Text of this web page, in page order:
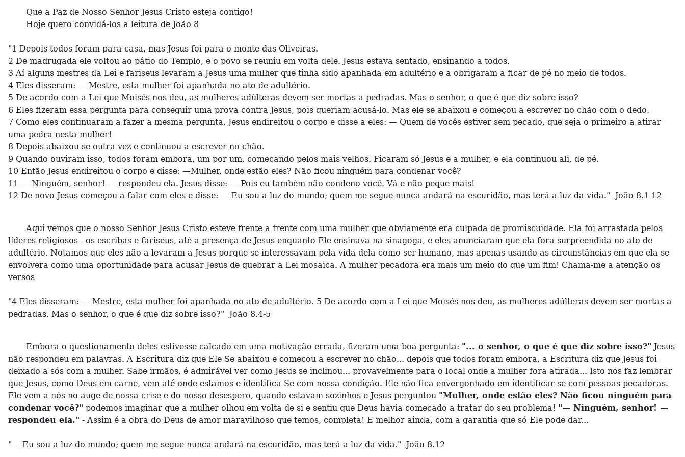
Que a Paz de Nosso Senhor Jesus Cristo esteja contigo!
Hoje quero convidá-los a leitura de João 8
"1 Depois todos foram para casa, mas Jesus foi para o monte das Oliveiras.
2 De madrugada ele voltou ao pátio do Templo, e o povo se reuniu em volta dele. Jesus estava sentado, ensinando a todos.
3 Aí alguns mestres da Lei e fariseus levaram a Jesus uma mulher que tinha sido apanhada em adultério e a obrigaram a ficar de pé no meio de todos.
4 Eles disseram: — Mestre, esta mulher foi apanhada no ato de adultério.
5 De acordo com a Lei que Moisés nos deu, as mulheres adúlteras devem ser mortas a pedradas. Mas o senhor, o que é que diz sobre isso?
6 Eles fizeram essa pergunta para conseguir uma prova contra Jesus, pois queriam acusá-lo. Mas ele se abaixou e começou a escrever no chão com o dedo.
7 Como eles continuaram a fazer a mesma pergunta, Jesus endireitou o corpo e disse a eles: — Quem de vocês estiver sem pecado, que seja o primeiro a atirar
uma pedra nesta mulher!
8 Depois abaixou-se outra vez e continuou a escrever no chão.
9 Quando ouviram isso, todos foram embora, um por um, começando pelos mais velhos. Ficaram só Jesus e a mulher, e ela continuou ali, de pé.
10 Então Jesus endireitou o corpo e disse: —Mulher, onde estão eles? Não ficou ninguém para condenar você?
11 — Ninguém, senhor! — respondeu ela. Jesus disse: — Pois eu também não condeno você. Vá e não peque mais!
12 De novo Jesus começou a falar com eles e disse: — Eu sou a luz do mundo; quem me segue nunca andará na escuridão, mas terá a luz da vida." João 8.1-12
Aqui vemos que o nosso Senhor Jesus Cristo esteve frente a frente com uma mulher que obviamente era culpada de promiscuidade. Ela foi arrastada pelos
líderes religiosos - os escribas e fariseus, até a presença de Jesus enquanto Ele ensinava na sinagoga, e eles anunciaram que ela fora surpreendida no ato de
adultério. Notamos que eles não a levaram a Jesus porque se interessavam pela vida dela como ser humano, mas apenas usando as circunstâncias em que ela se
envolvera como uma oportunidade para acusar Jesus de quebrar a Lei mosaica. A mulher pecadora era mais um meio do que um fim! Chama-me a atenção os
versos
"4 Eles disseram: — Mestre, esta mulher foi apanhada no ato de adultério. 5 De acordo com a Lei que Moisés nos deu, as mulheres adúlteras devem ser mortas a
pedradas. Mas o senhor, o que é que diz sobre isso?" João 8.4-5
Embora o questionamento deles estivesse calcado em uma motivação errada, fizeram uma boa pergunta: "... o senhor, o que é que diz sobre isso?" Jesus
não respondeu em palavras. A Escritura diz que Ele Se abaixou e começou a escrever no chão... depois que todos foram embora, a Escritura diz que Jesus foi
deixado a sós com a mulher. Sabe irmãos, é admirável ver como Jesus se inclinou... provavelmente para o local onde a mulher fora atirada... Isto nos faz lembrar
que Jesus, como Deus em carne, vem até onde estamos e identifica-Se com nossa condição. Ele não fica envergonhado em identificar-se com pessoas pecadoras.
Ele vem a nós no auge de nossa crise e do nosso desespero, quando estavam sozinhos e Jesus perguntou "Mulher, onde estão eles? Não ficou ninguém para
condenar você?" podemos imaginar que a mulher olhou em volta de si e sentiu que Deus havia começado a tratar do seu problema! "— Ninguém, senhor! —
respondeu ela." - Assim é a obra do Deus de amor maravilhoso que temos, completa! E melhor ainda, com a garantia que só Ele pode dar...
"— Eu sou a luz do mundo; quem me segue nunca andará na escuridão, mas terá a luz da vida." João 8.12